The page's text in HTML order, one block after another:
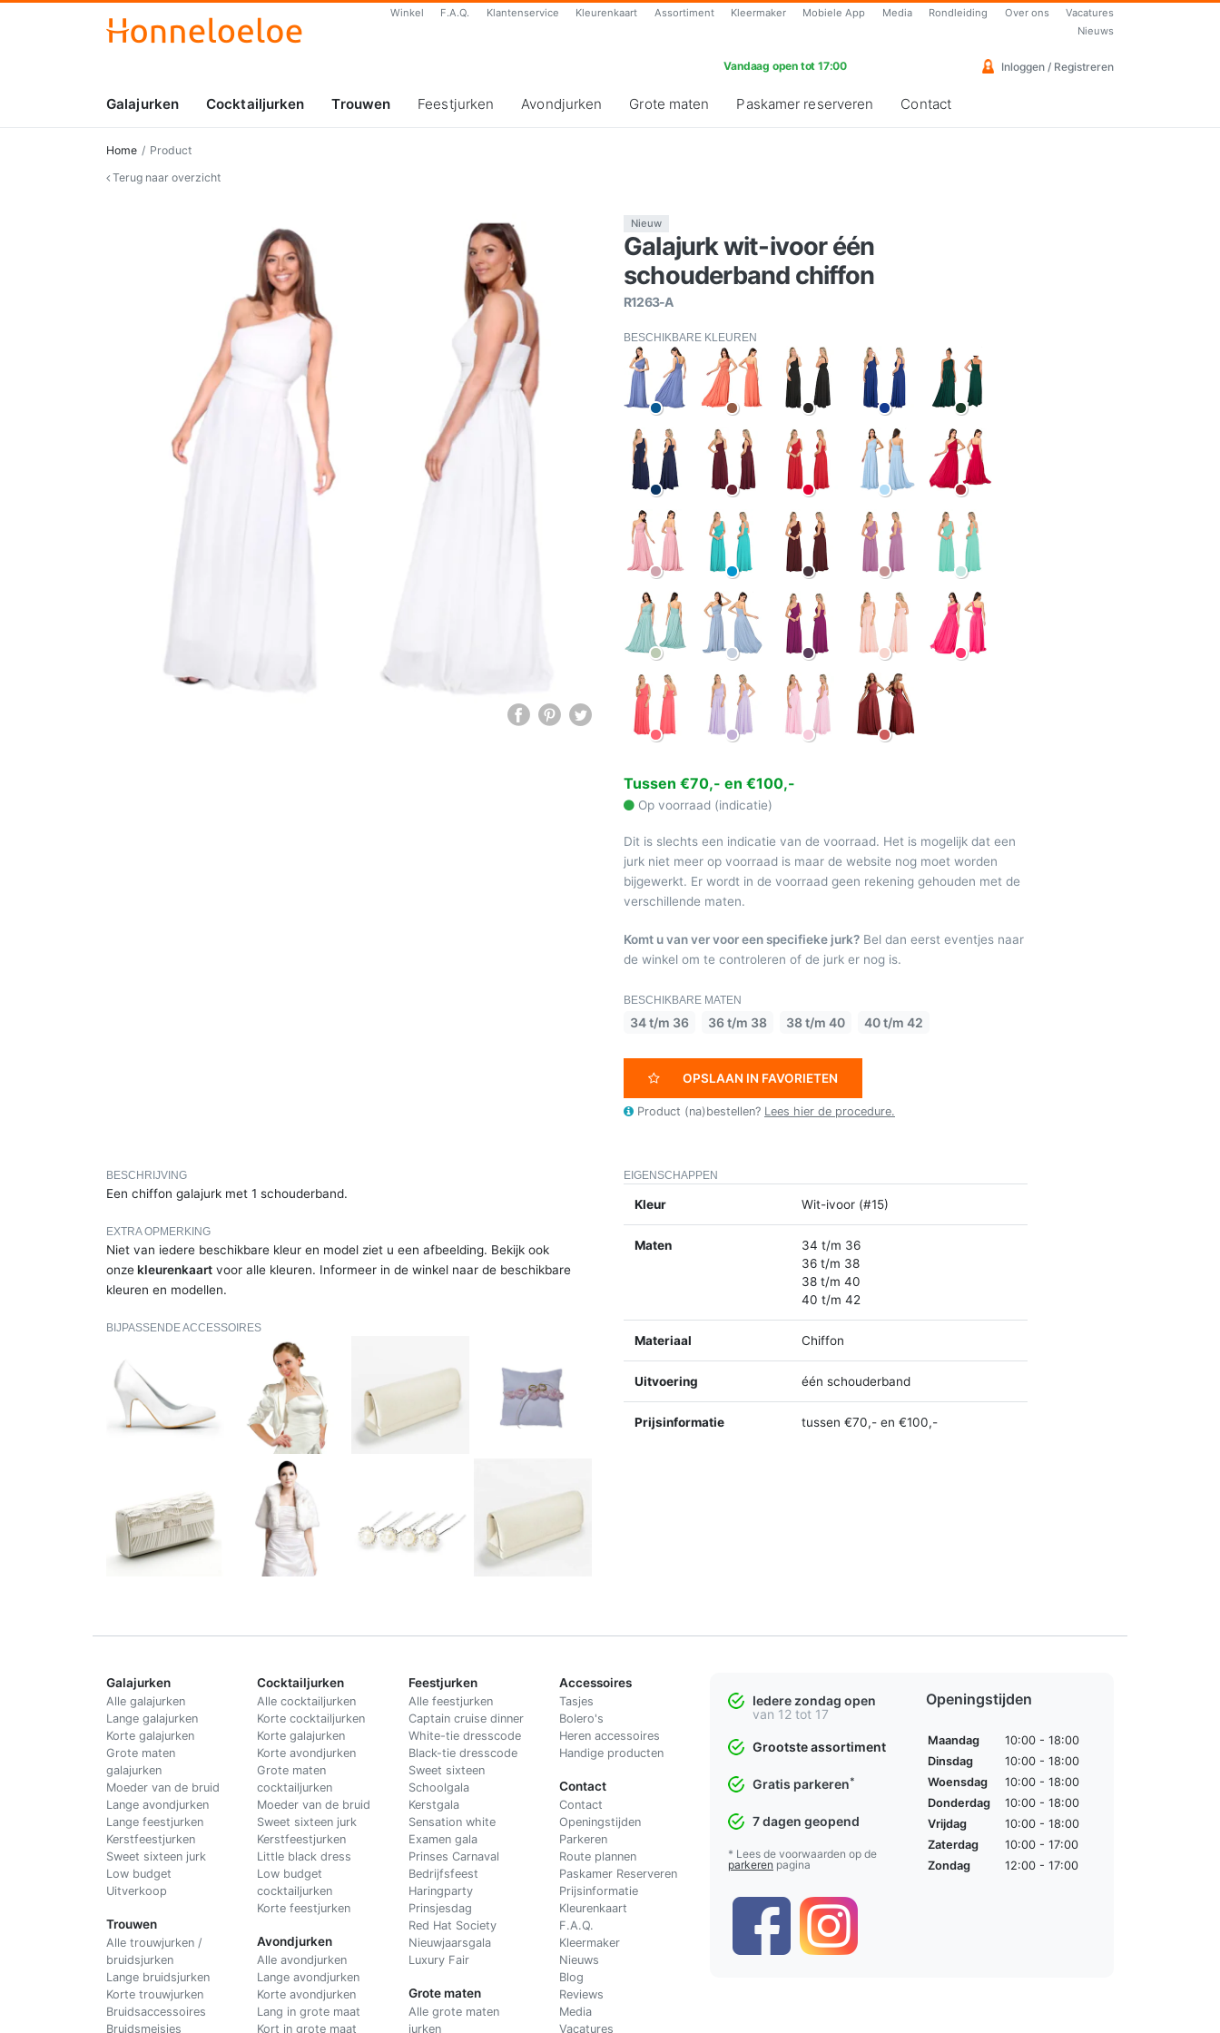
Winkel F.A.Q. Klantenservice Kleurenkaart Assortiment Kleermaker Mobiele App Media Rondleiding Over ons
Vacatures
Nieuws
Vandaag open tot 17:00 Inloggen / Registreren
Galajurken Cocktailjurken Trouwen Feestjurken Avondjurken Grote maten Paskamer reserveren Contact
Home
Product
Terug naar overzicht
Nieuw
Galajurk wit-ivoor één
schouderband chiffon
R1263-A
BESCHIKBARE KLEUREN
Tussen €70,- en €100,-
Op voorraad (indicatie)
Dit is slechts een indicatie van de voorraad. Het is mogelijk dat een
jurk niet meer op voorraad is maar de website nog moet worden
bijgewerkt. Er wordt in de voorraad geen rekening gehouden met de
verschillende maten.
Komt u van ver voor een specifieke jurk? Bel dan eerst eventjes naar
de winkel om te controleren of de jurk er nog is.
BESCHIKBARE MATEN
34 t/m 36 36 t/m 38 38 t/m 40 40 t/m 42
OPSLAAN IN FAVORIETEN
Product (na)bestellen? Lees hier de procedure.
BESCHRIJVING
Een chiffon galajurk met 1 schouderband.
EXTRA OPMERKING
Niet van iedere beschikbare kleur en model ziet u een afbeelding. Bekijk ook
onzekleurenkaart voor alle kleuren. Informeer in de winkel naar de beschikbare
kleuren en modellen.
BIJPASSENDE ACCESSOIRES
EIGENSCHAPPEN
Kleur Wit-ivoor (#15)
Maten
34 t/m 36
36 t/m 38
38 t/m 40
40 t/m 42
Materiaal Chiffon
Uitvoering één schouderband
Prijsinformatie tussen €70,- en €100,-
Galajurken
Alle galajurken
Lange galajurken
Korte galajurken
Grote maten
galajurken
Moeder van de bruid
Lange avondjurken
Lange feestjurken
Kerstfeestjurken
Sweet sixteen jurk
Low budget
Uitverkoop
Trouwen
Alle trouwjurken /
bruidsjurken
Lange bruidsjurken
Korte trouwjurken
Bruidsaccessoires
Bruidsmeisjes
Cocktailjurken
Alle cocktailjurken
Korte cocktailjurken
Korte galajurken
Korte avondjurken
Grote maten
cocktailjurken
Moeder van de bruid
Sweet sixteen jurk
Kerstfeestjurken
Little black dress
Low budget
cocktailjurken
Korte feestjurken
Avondjurken
Alle avondjurken
Lange avondjurken
Korte avondjurken
Lang in grote maat
Kort in grote maat
Feestjurken
Alle feestjurken
Captain cruise dinner
White-tie dresscode
Black-tie dresscode
Sweet sixteen
Schoolgala
Kerstgala
Sensation white
Examen gala
Prinses Carnaval
Bedrijfsfeest
Haringparty
Prinsjesdag
Red Hat Society
Nieuwjaarsgala
Luxury Fair
Grote maten
Alle grote maten
jurken
Accessoires
Tasjes
Bolero's
Heren accessoires
Handige producten
Contact
Contact
Openingstijden
Parkeren
Route plannen
Paskamer Reserveren
Prijsinformatie
Kleurenkaart
F.A.Q.
Kleermaker
Nieuws
Blog
Reviews
Media
Vacatures
Iedere zondag open
van 12 tot 17
Grootste assortiment
Gratis parkeren*
7 dagen geopend
* Lees de voorwaarden op de
parkeren pagina
Openingstijden
Maandag
10:00 - 18:00
Dinsdag
10:00 - 18:00
Woensdag
10:00 - 18:00
Donderdag
10:00 - 18:00
Vrijdag
10:00 - 18:00
Zaterdag
10:00 - 17:00
Zondag
12:00 - 17:00